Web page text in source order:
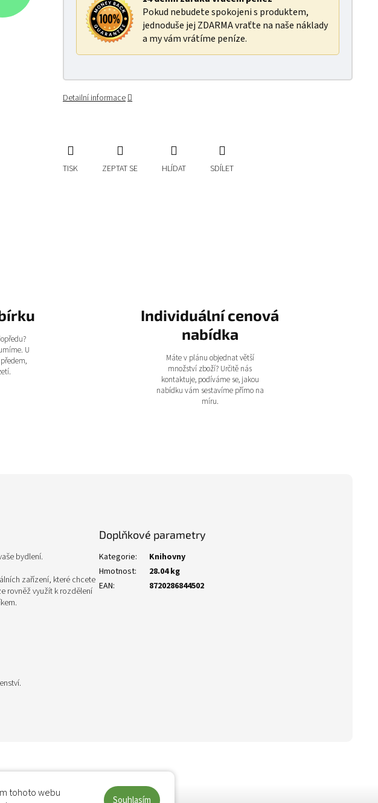
tohoto webu
Souhlasím
Pokud nebudete spokojeni s produktem,
jednoduše jej ZDARMA vraťte na naše náklady
a my vám vrátíme peníze.
Detailní informace
TISK ZEPTAT SE HLÍDAT SDÍLET
U
Individuální cenová
nabídka
Máte v plánu objednat větší
množství zboží? Určitě nás
kontaktuje, podíváme se, jakou
nabídku vám sestavíme přímo na
míru.
bydlení.
zařízení, které chcete
rovněž využít k rozdělení
Doplňkové parametry
Kategorie:
Knihovny
Hmotnost:
28.04 kg
EAN: 8720286844502